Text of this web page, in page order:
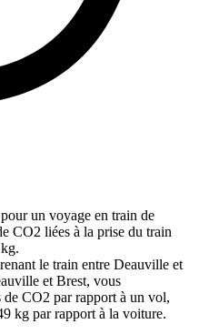
un voyage en train de
CO2 liées à la prise du train
le train entre Deauville et
et Brest, vous
CO2 par rapport à un vol,
kg par rapport à la voiture.